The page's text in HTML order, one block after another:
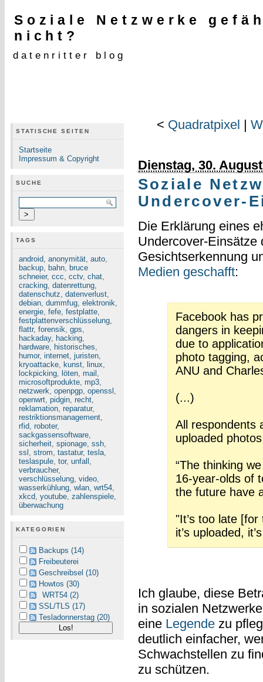
Soziale Netzwerke
nicht?
datenritter blog
STATISCHE SEITEN
Startseite
Impressum & Copyright
SUCHE
TAGS
android, anonymität, auto,
backup, bahn, bruce
schneier, ccc, cctv, chat,
cracking, datenrettung,
datenschutz, datenverlust,
debian, dummfug, elektronik,
energie, fefe, festplatte,
festplattenverschlüsselung,
flattr, forensik, gps,
hackaday, hacking,
hardware, historisches,
humor, internet, juristen,
kryoattacke, kunst, linux,
lockpicking, löten, mail ,
microsoftprodukte, mp3,
netzwerk, openpgp, openssl ,
openwrt, pidgin, recht,
reklamation, reparatur,
restriktionsmanagement,
rfid, roboter,
sackgassensoftware,
sicherheit, spionage, ssh,
ssl , strom, tastatur, tesla,
teslaspule, tor, unfall ,
verbraucher,
verschlüsselung, video,
wasserkühlung, wlan, wrt54,
xkcd, youtube, zahlenspiele,
überwachung
KATEGORIEN
Backups (14)
Freibeuterei
Geschreibsel (10)
Howtos (30)
WRT54 (2)
SSL/TLS (17)
Tesladonnerstag (20)
< Quadratpixel |
Dienstag, 30.
Soziale
Undercover-
Die Erklärung eines
Undercover-Einsätze
Gesichtserkennung
Medien geschafft:
Facebook has
dangers in
due to
photo tagging,
ANU and
(...)
All respondents
uploaded
“The thinking
16-year-olds of
the future have
"It’s too late
it’s uploaded,
Ich glaube, diese
in sozialen
eine Legendezu
deutlich einfacher,
Schwachstellen zu
zu schützen.